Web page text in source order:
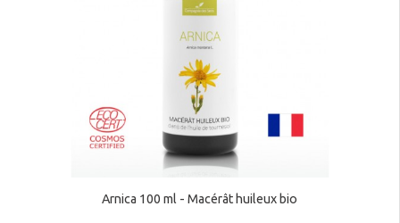
Arnica 100 ml - Macérât huileux bio